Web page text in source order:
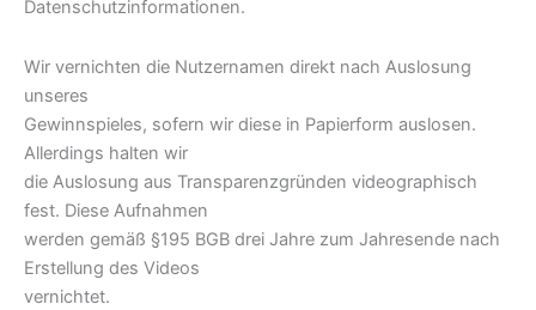
Datenschutzinformationen.
Wir vernichten die Nutzernamen direkt nach Auslosung
unseres
Gewinnspieles, sofern wir diese in Papierform auslosen.
Allerdings halten wir
die Auslosung aus Transparenzgründen videographisch
fest. Diese Aufnahmen
werden gemäß §195 BGB drei Jahre zum Jahresende nach
Erstellung des Videos
vernichtet.